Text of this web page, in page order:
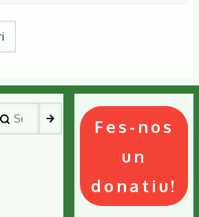
Search
Fes-nos
un
donatiu!